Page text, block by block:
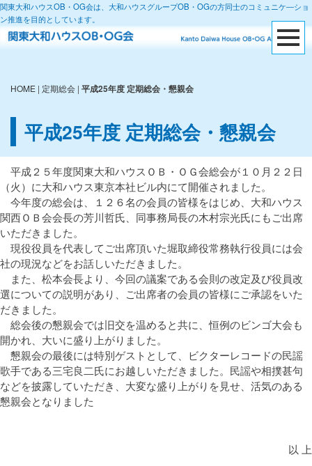
関東大和ハウスOB・OG会は、大和ハウスグループOB・OGの方同士のコミュニケ―ショ
ン推進を目的としています。
HOME | 定期総会 | 平成25年度 定期総会・懇親会
平成25年度 定期総会・懇親会
平成２５年度関東大和ハウスＯＢ・ＯＧ会総会が１０月２２日
（火）に大和ハウス東京本社ビル内にて開催されました。
今年度の総会は、１２６名の会員の皆様をはじめ、大和ハウス
関西ＯＢ会会長の芳川哲氏、同事務局長の木村宗光氏にもご出席
いただきました。
現役役員を代表してご出席頂いた堀取締役常務執行役員には会
社の現況などをお話しいただきました。
また、松本会長より、今回の議案である会則の改定及び役員改
選についての説明があり、ご出席者の会員の皆様にご承認をいた
だきました。
総会後の懇親会では旧交を温めると共に、恒例のビンゴ大会も
開かれ、大いに盛り上がりました。
懇親会の最後には特別ゲストとして、ビクターレコードの民謡
歌手である三宅良二氏にお越しいただきました。民謡や相撲甚句
などを披露していただき、大変な盛り上がりを見せ、活気のある
懇親会となりました
以 上